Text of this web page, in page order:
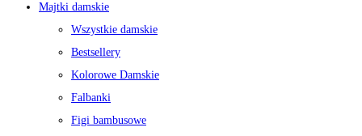
Majtki damskie
Wszystkie damskie
Bestsellery
Kolorowe Damskie
Falbanki
Figi bambusowe